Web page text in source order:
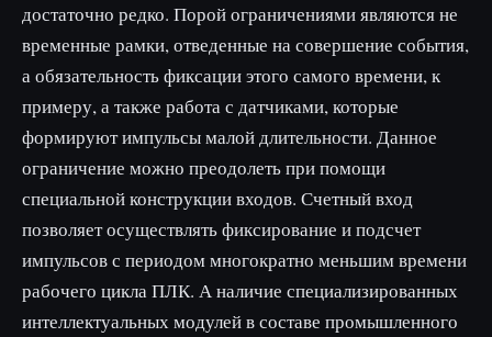
достаточно редко. Порой ограничениями являются не
временные рамки, отведенные на совершение события,
а обязательность фиксации этого самого времени, к
примеру, а также работа с датчиками, которые
формируют импульсы малой длительности. Данное
ограничение можно преодолеть при помощи
специальной конструкции входов. Счетный вход
позволяет осуществлять фиксирование и подсчет
импульсов с периодом многократно меньшим времени
рабочего цикла ПЛК. А наличие специализированных
интеллектуальных модулей в составе промышленного